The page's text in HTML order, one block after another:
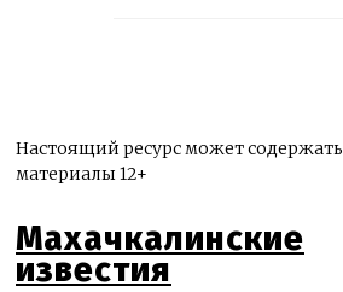
Настоящий ресурс может содержать
материалы 12+
Махачкалинские
известия